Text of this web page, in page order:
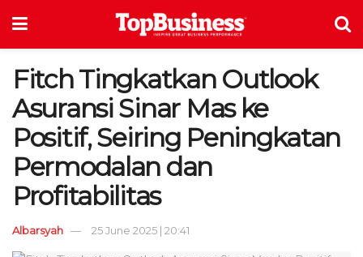
Fitch Tingkatkan Outlook
Asuransi Sinar Mas ke
Positif, Seiring Peningkatan
Permodalan dan
Profitabilitas
Albarsyah 25 June 2025 | 20:41